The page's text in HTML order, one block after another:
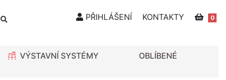
PŘIHLÁŠENÍ KONTAKTY 0
VÝSTAVNÍ SYSTÉMY OBLÍBENÉ